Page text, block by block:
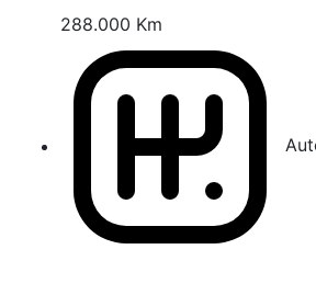
288.000 Km